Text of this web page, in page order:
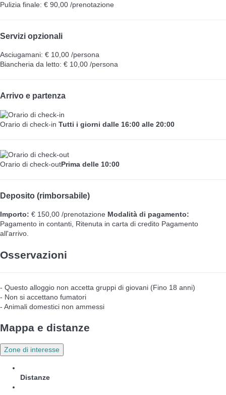
Pulizia finale: € 90,00 /prenotazione
Servizi opzionali
Asciugamani: € 10,00 /persona
Biancheria da letto: € 10,00 /persona
Arrivo e partenza
Orario di check-in Tutti i giorni dalle 16:00 alle 20:00
Orario di check-outPrima delle 10:00
Deposito (rimborsabile)
Importo: € 150,00 /prenotazione Modalità di pagamento:
Pagamento in contanti, Ritenuta in carta di credito Pagamento
all'arrivo.
Osservazioni
- Questo alloggio non accetta gruppi di giovani (Fino 18 anni)
- Non si accettano fumatori
- Animali domestici non ammessi
Mappa e distanze
Zone di interesse
Distanze